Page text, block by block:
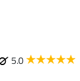
5.0